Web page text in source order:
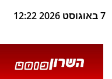
7 באוגוסט 2026 12:22